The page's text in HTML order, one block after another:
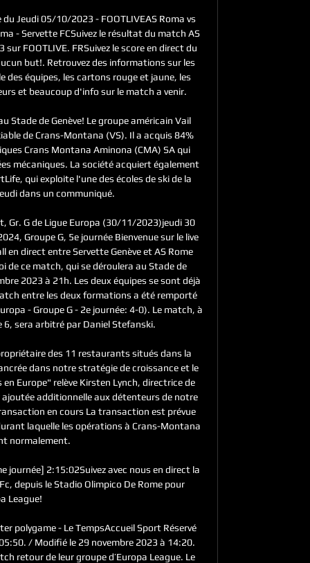
Jeudi 05/10/2023 - FOOTLIVEAS Roma vs
- Servette FCSuivez le résultat du match AS
FOOTLIVE. FRSuivez le score en direct du
but!. Retrouvez des informations sur les
équipes, les cartons rouge et jaune, les
et beaucoup d'info sur le match a venir.
Stade de Genève! Le groupe américain Vail
de Crans-Montana (VS). Il a acquis 84%
Crans Montana Aminona (CMA) SA qui
mécaniques. La société acquiert également
qui exploite l'une des écoles de ski de la
dans un communiqué.
Gr. G de Ligue Europa (30/11/2023)jeudi 30
Groupe G, 5e journée Bienvenue sur le live
direct entre Servette Genève et AS Rome
de ce match, qui se déroulera au Stade de
2023 à 21h. Les deux équipes se sont déjà
entre les deux formations a été remporté
- Groupe G - 2e journée: 4-0). Le match, à
6, sera arbitré par Daniel Stefanski.
des 11 restaurants situés dans la
dans notre stratégie de croissance et le
Europe" relève Kirsten Lynch, directrice de
additionnelle aux détenteurs de notre
en cours La transaction est prévue
laquelle les opérations à Crans-Montana
normalement.
journée] 2:15:02Suivez avec nous en direct la
depuis le Stadio Olimpico De Rome pour
League!
polygame - Le TempsAccueil Sport Réservé
/ Modifié le 29 novembre 2023 à 14:20.
retour de leur groupe d’Europa League. Le